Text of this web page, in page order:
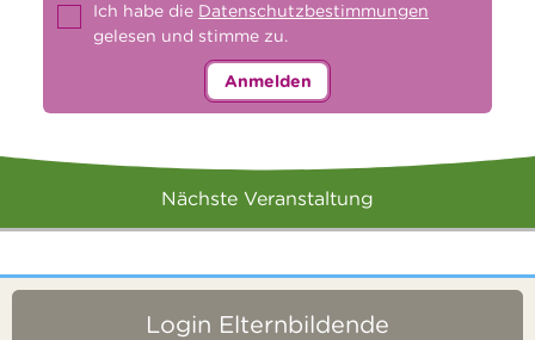
Ich habe die Datenschutzbestimmungen
gelesen und stimme zu.
Anmelden
Nächste Veranstaltung
Login Elternbildende